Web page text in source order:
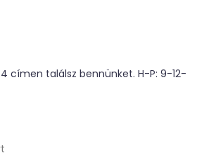
címen találsz bennünket. H-P: 9-12-